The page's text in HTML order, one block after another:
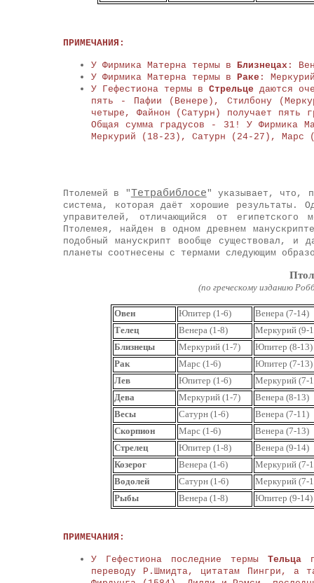
ПРИМЕЧАНИЯ:
У Фирмика Матерна термы в Близнецах :
У Фирмика Матерна термы в Раке :
У Гефестиона термы в Стрельце даются
пять - Пафии (Венере), Стилбону
четыре, Файнон (Сатурн) получает пять
Общая сумма градусов - 31! У Фирмика
Меркурий (18-23), Сатурн (24-27), Марс
Птолемей в "Тетрабиблосе " указывает, что,
система, которая даёт хорошие результаты.
управителей, отличающийся от
Птолемея, найден в одном древнем
подобный манускрипт вообще существовал, и
планеты соотнесены с термами следующим
(по греческому изданию
Овен Юпитер (1-6)
Венера (7-14)
Телец
Венера (1-8)
Меркурий (9-
Близнецы
Меркурий (1-7)
Юпитер (8-13)
Рак
Марс (1-6)
Юпитер (7-13)
Лев
Юпитер (1-6)
Меркурий (7-
Дева
Меркурий (1-7)
Венера (8-13)
Весы
Сатурн (1-6)
Венера (7-11)
Скорпион
Марс (1-6)
Венера (7-13)
Стрелец
Юпитер (1-8)
Венера (9-14)
Козерог
Венера (1-6)
Меркурий (7-
Водолей
Сатурн (1-6)
Меркурий (7-
Рыбы
Венера (1-8) Юпитер (9-14)
ПРИМЕЧАНИЯ:
У Гефестиона последние термыТельца
переводу Р.Шмидта, цитатам Пингри, а